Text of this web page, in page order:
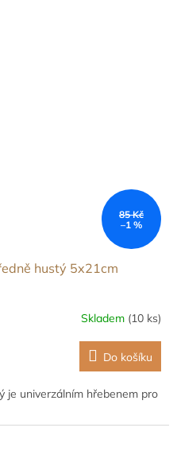
85 Kč
–1 %
hustý 5x21cm
Skladem (10 ks)
Do košíku
je univerzálním hřebenem pro